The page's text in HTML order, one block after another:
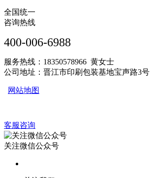
全国统一
咨询热线
400-006-6988
服务热线：18350578966 黄女士
公司地址：晋江市印刷包装基地宝声路3号
网站地图
客服咨询
关注微信公众号